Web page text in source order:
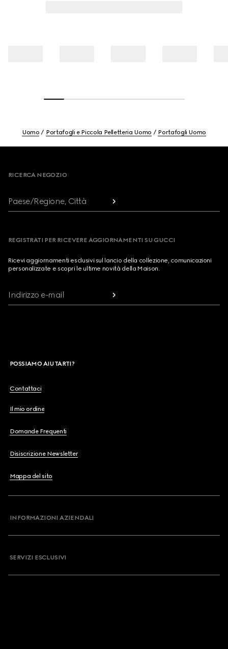
Uomo Portafogli e Piccola Pelletteria Uomo Portafogli Uomo
RICERCA NEGOZIO
Paese/Regione, Città
REGISTRATI PER RICEVERE AGGIORNAMENTI SU GUCCI
Ricevi aggiornamenti esclusivi sul lancio della collezione, comunicazioni
personalizzate e scopri le ultime novità della Maison.
Indirizzo e-mail
POSSIAMO AIUTARTI?
Contattaci
Il mio ordine
Domande Frequenti
Disiscrizione Newsletter
Mappa del sito
INFORMAZIONI AZIENDALI
SERVIZI ESCLUSIVI